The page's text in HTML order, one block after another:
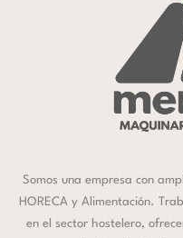
Somos una empresa con
HORECA y Alimentación.
en el sector hostelero,